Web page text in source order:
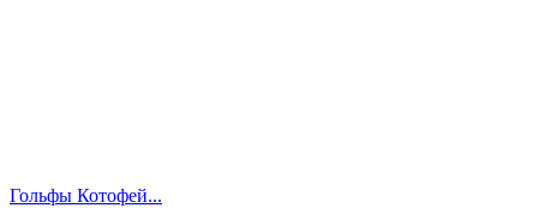
Гольфы Котофей...